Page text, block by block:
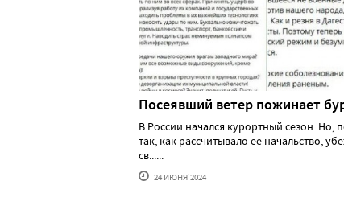
Посеявший ветер пожинает
В России начался курортный сезон. Но,
так, как рассчитывало ее начальство,
св......
24 ИЮНЯ'2024